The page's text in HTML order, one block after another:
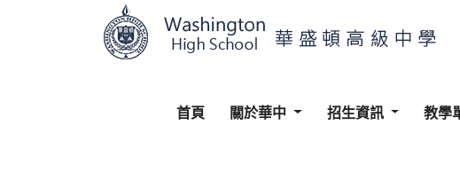
首頁 關於華中 招生資訊 教學